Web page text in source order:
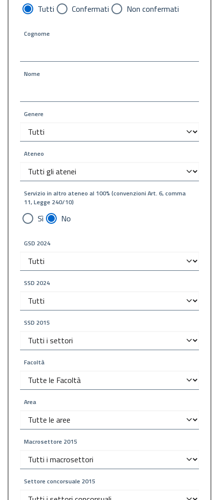
Tutti Confermati Non confermati
Cognome
Nome
Genere
Ateneo
Servizio in altro ateneo al 100% (convenzioni Art. 6, comma
11, Legge 240/10)
Sì No
GSD 2024
SSD 2024
SSD 2015
Facoltà
Area
Macrosettore 2015
Settore concorsuale 2015